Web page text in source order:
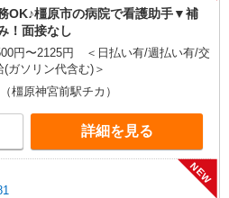
OK♪橿原市の病院で看護助手▼補
！面接なし
円〜2125円 ＜日払い有/週払い有/交
(ガソリン代含む)＞
橿原神宮前駅チカ）
詳細を見る
NEW